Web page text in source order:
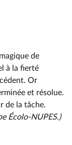
de
à la fierté
Or
et résolue.
de la tâche.
Écolo-NUPES.)